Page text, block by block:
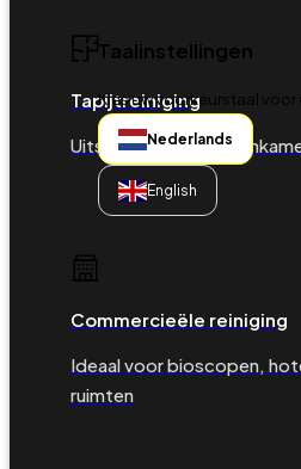
Tapijtreiniging
Uitstekend voor
Commercieële reiniging
Ideaal voor bioscopen,
ruimten
Taalinstellingen
Kies uw voorkeurstaal
Nederlands
English